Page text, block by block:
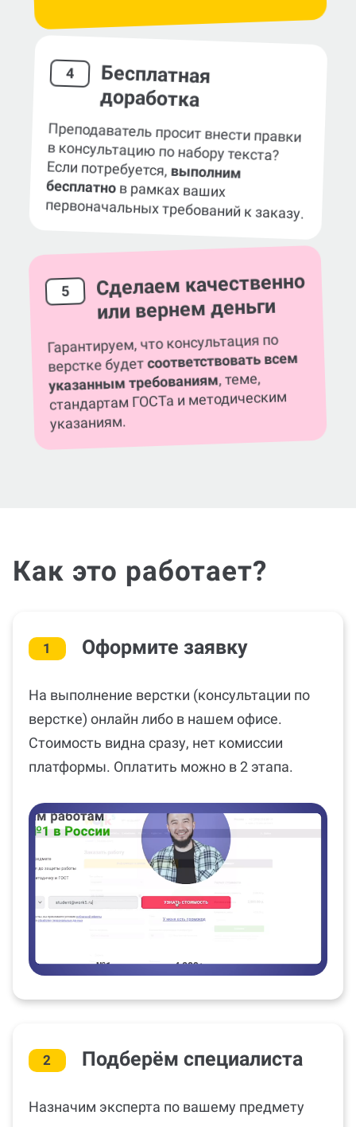
4 Бесплатная
доработка
Преподаватель просит внести правки
в консультацию по набору текста?
Если потребуется,выполним
бесплатнов рамках ваших
первоначальных требований к заказу.
5 Сделаем качественно
или вернем деньги
Гарантируем, что консультация по
верстке будетсоответствовать всем
указанным требованиям, теме,
стандартам ГОСТа и методическим
указаниям.
Как это работает?
1 Оформите заявку
На выполнение верстки (консультации по
верстке) онлайн либо в нашем офисе.
Стоимость видна сразу, нет комиссии
платформы. Оплатить можно в 2 этапа.
2 Подберём специалиста
Назначим эксперта по вашему предмету